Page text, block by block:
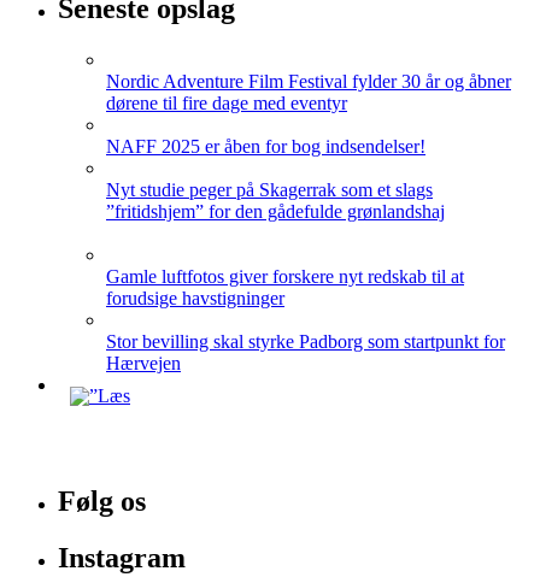
Seneste opslag
Nordic Adventure Film Festival fylder 30 år og åbner
dørene til fire dage med eventyr
NAFF 2025 er åben for bog indsendelser!
Nyt studie peger på Skagerrak som et slags
”fritidshjem” for den gådefulde grønlandshaj
Gamle luftfotos giver forskere nyt redskab til at
forudsige havstigninger
Stor bevilling skal styrke Padborg som startpunkt for
Hærvejen
Følg os
Instagram